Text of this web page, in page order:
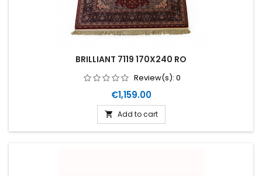
BRILLIANT 7119 170X240 RO
Review(s): 0
Price
€1,159.00
 Add to cart